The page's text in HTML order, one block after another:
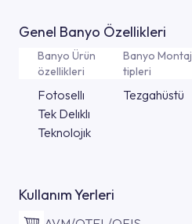
Genel Banyo Özellikleri
Banyo Ürün
özellikleri
Banyo Montaj
tipleri
Fotosellı
Tek Delıklı
Teknolojık
Tezgahüstü
Kullanım Yerleri